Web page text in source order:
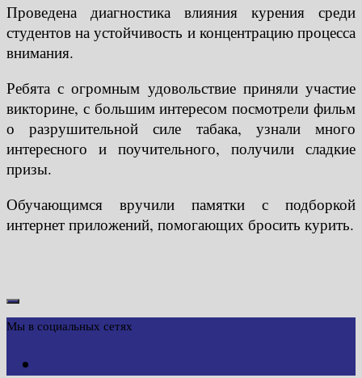
Проведена диагностика влияния курения среди
студентов на устойчивость и концентрацию процесса
внимания.
Ребята с огромным удовольствие приняли участие
викторине, с большим интересом посмотрели фильм
о разрушительной силе табака, узнали много
интересного и поучительного, получили сладкие
призы.
Обучающимся вручили памятки с подборкой
интернет приложений, помогающих бросить курить.
Мы в социальных сетях